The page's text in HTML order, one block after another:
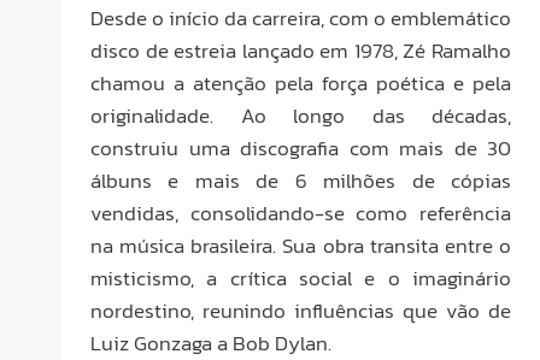
Desde o início da carreira, com o emblemático
disco de estreia lançado em 1978, Zé Ramalho
chamou a atenção pela força poética e pela
originalidade. Ao longo das décadas,
construiu uma discografia com mais de 30
álbuns e mais de 6 milhões de cópias
vendidas, consolidando-se como referência
na música brasileira. Sua obra transita entre o
misticismo, a crítica social e o imaginário
nordestino, reunindo influências que vão de
Luiz Gonzaga a Bob Dylan.